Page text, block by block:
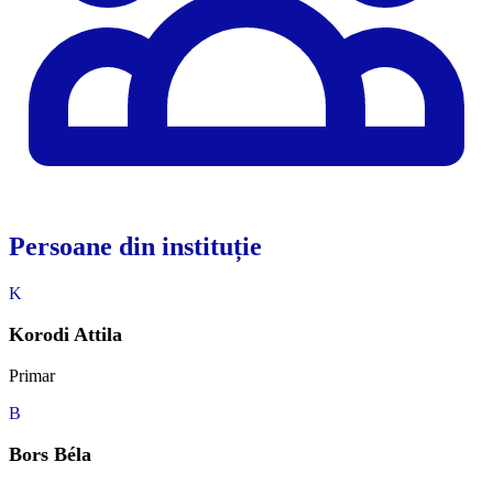
Persoane din instituție
K
Korodi Attila
Primar
B
Bors Béla